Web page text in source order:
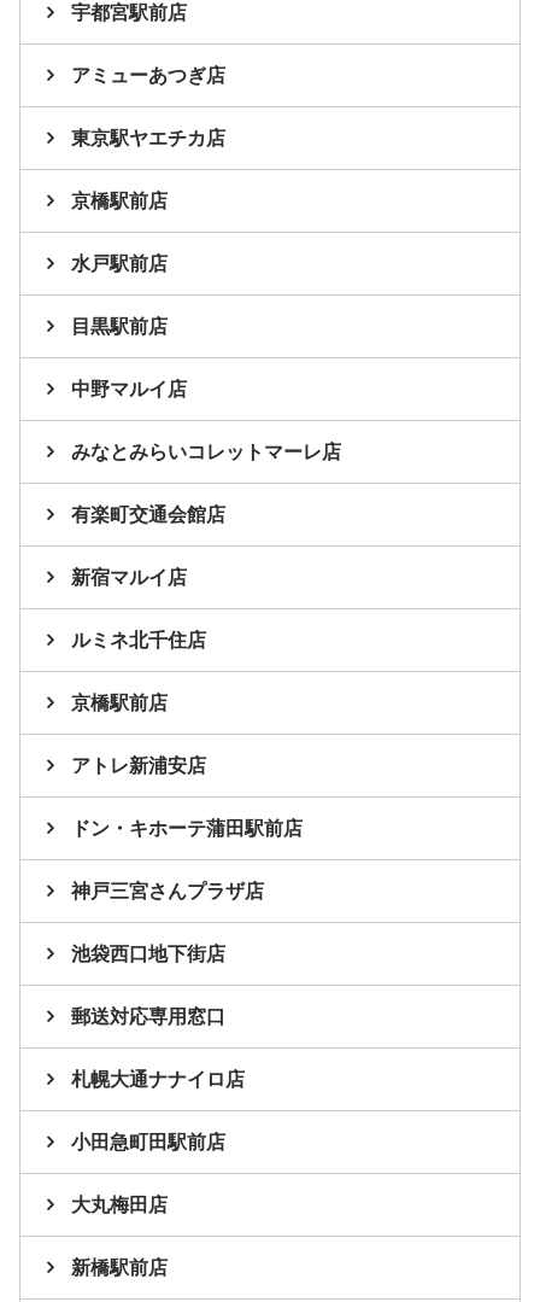
宇都宮駅前店
アミューあつぎ店
東京駅ヤエチカ店
京橋駅前店
水戸駅前店
目黒駅前店
中野マルイ店
みなとみらいコレットマーレ店
有楽町交通会館店
新宿マルイ店
ルミネ北千住店
京橋駅前店
アトレ新浦安店
ドン・キホーテ蒲田駅前店
神戸三宮さんプラザ店
池袋西口地下街店
郵送対応専用窓口
札幌大通ナナイロ店
小田急町田駅前店
大丸梅田店
新橋駅前店